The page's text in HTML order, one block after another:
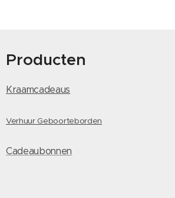
Producten
Kraamcadeaus
Verhuur Geboorteborden
Cadeaubonnen